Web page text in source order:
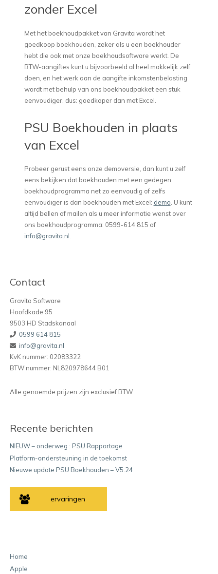
zonder Excel
Met het boekhoudpakket van Gravita wordt het
goedkoop boekhouden, zeker als u een boekhouder
hebt die ook met onze boekhoudsoftware werkt. De
BTW-aangiftes kunt u bijvoorbeeld al heel makkelijk zelf
doen, en het werk aan de aangifte inkomstenbelasting
wordt met behulp van ons boekhoudpakket een stuk
eenvoudiger, dus: goedkoper dan met Excel.
PSU Boekhouden in plaats
van Excel
Probeer gerust eens onze demoversie, dan kunt u zelf
eens bekijken dat boekhouden met een gedegen
boekhoudprogramma net zo eenvoudig of zelfs
eenvoudiger is dan boekhouden met Excel: demo . U kunt
altijd bellen of mailen als u meer informatie wenst over
ons boekhoudprogramma: 0599-614 815 of
info@gravita.nl
Contact
Gravita Software
Hoofdkade 95
9503 HD Stadskanaal
0599 614 815
info@gravita.nl
KvK nummer: 02083322
BTW nummer: NL820978644 B01
Alle genoemde prijzen zijn exclusief BTW
Recente berichten
NIEUW – onderweg : PSU Rapportage
Platform-ondersteuning in de toekomst
Nieuwe update PSU Boekhouden – V5.24
ervaringen
Home
Apple